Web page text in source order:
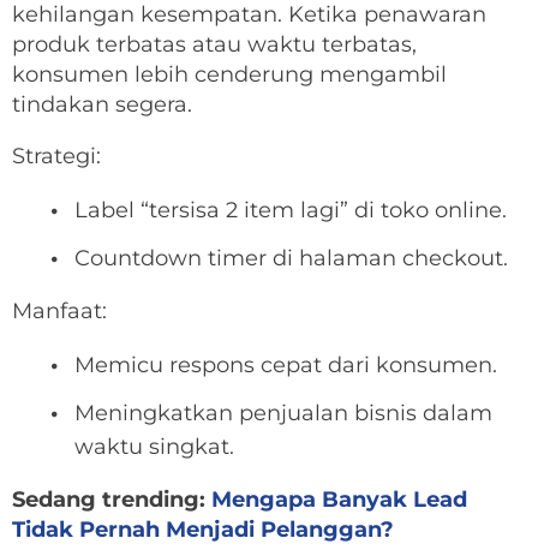
kehilangan kesempatan. Ketika penawaran
produk terbatas atau waktu terbatas,
konsumen lebih cenderung mengambil
tindakan segera.
Strategi:
Label “tersisa 2 item lagi” di toko online.
Countdown timer di halaman checkout.
Manfaat:
Memicu respons cepat dari konsumen.
Meningkatkan penjualan bisnis dalam
waktu singkat.
Sedang trending: Mengapa Banyak Lead
Tidak Pernah Menjadi Pelanggan?